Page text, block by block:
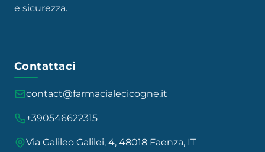
e sicurezza.
Contattaci
contact@farmacialecicogne.it
+390546622315
Via Galileo Galilei, 4, 48018 Faenza, IT